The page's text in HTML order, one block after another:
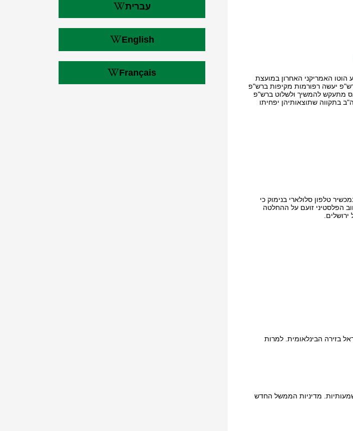
הוטו האמריקני האחרון במועצת
יעשה רפורמות מקיפות ברש"פ
מתעקש להמשיך ולשלוט ברש"פ
בתקווה שתוצאותיהן יפחיתו
טלפון סלולארי בנימוק כי
הפלסטיני זועם על ההחלטה
בזירה הבינלאומית. למרות
מדיניות הממשל החדש
עברית
English
Français